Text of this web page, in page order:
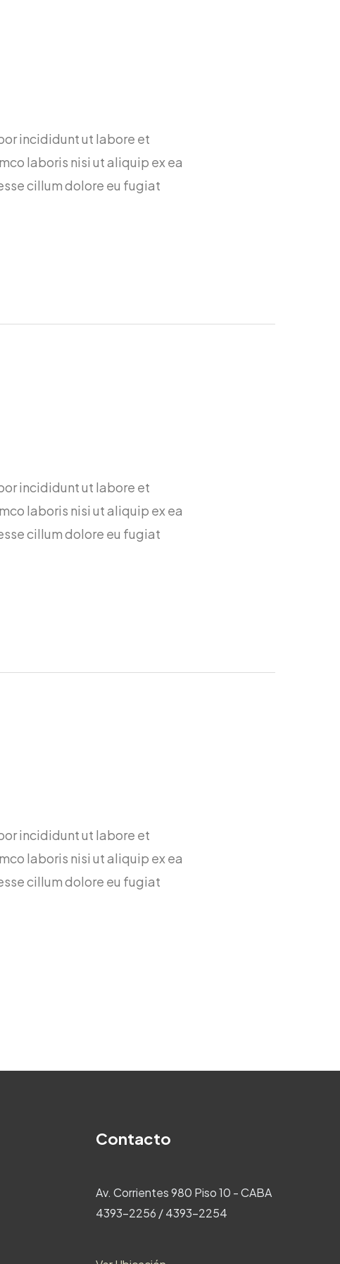
incididunt ut labore et
laboris nisi ut aliquip ex ea
cillum dolore eu fugiat
incididunt ut labore et
laboris nisi ut aliquip ex ea
cillum dolore eu fugiat
incididunt ut labore et
laboris nisi ut aliquip ex ea
cillum dolore eu fugiat
Contacto
Av. Corrientes 980 Piso 10 - CABA
4393-2256 / 4393-2254